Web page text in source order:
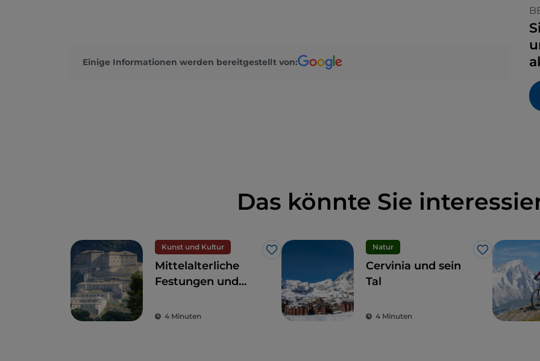
Einige Informationen werden bereitgestellt von:
Das könnte Sie
Kunst und Kultur
Like
Mittelalterliche
Festungen und
auf den höchsten
4 Minuten
Natur
Like
Cervinia und sein
Tal
4 Minuten